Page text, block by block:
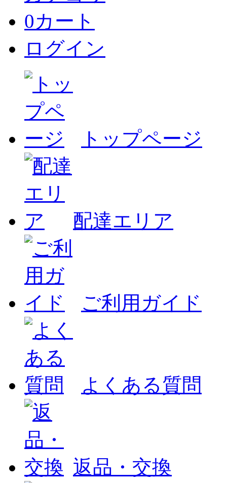
0カート
ログイン
トップページ
配達エリア
ご利用ガイド
よくある質問
返品・交換